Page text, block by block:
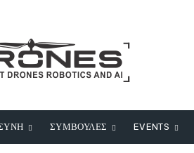
ΣΥΜΒΟΥΛΕΣ EVENTS